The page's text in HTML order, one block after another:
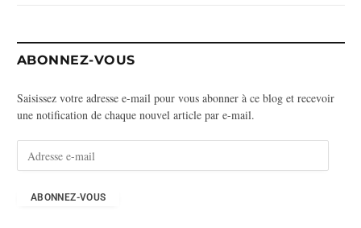
ABONNEZ-VOUS
Saisissez votre adresse e-mail pour vous abonner à ce blog et recevoir
une notification de chaque nouvel article par e-mail.
ABONNEZ-VOUS